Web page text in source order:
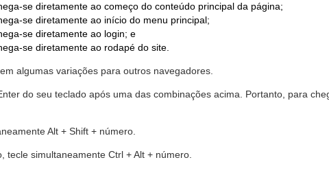
se diretamente ao começo do conteúdo principal da página;
se diretamente ao início do menu principal;
se diretamente ao login; e
se diretamente ao rodapé do site.
algumas variações para outros navegadores.
do seu teclado após uma das combinações acima. Portanto, para
Alt + Shift + número.
tecle simultaneamente Ctrl + Alt + número.